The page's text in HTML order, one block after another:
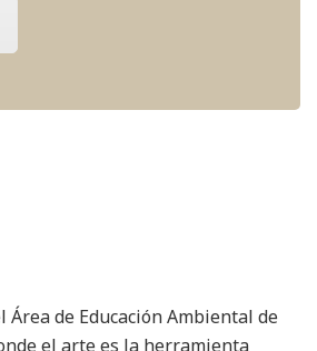
de Educación Ambiental de
el arte es la herramienta